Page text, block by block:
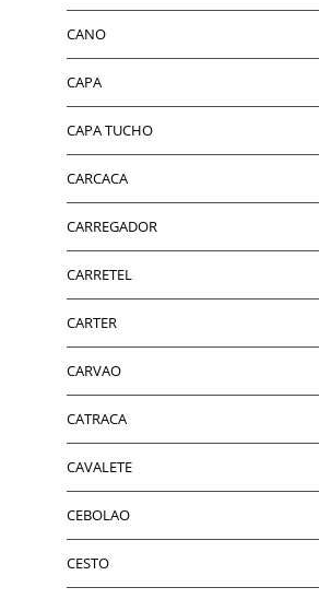
CANO
CAPA
CAPA TUCHO
CARCACA
CARREGADOR
CARRETEL
CARTER
CARVAO
CATRACA
CAVALETE
CEBOLAO
CESTO